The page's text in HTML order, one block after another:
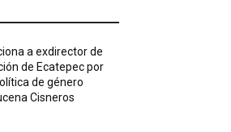
a exdirector de
de Ecatepec por
de género
Cisneros